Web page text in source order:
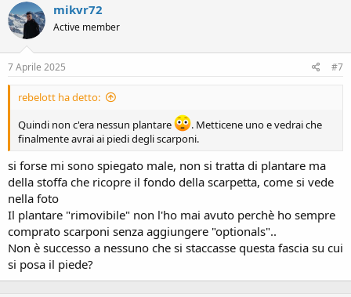
mikvr72
Active member
7 Aprile 2025 #7
rebelott ha detto:
Quindi non c'era nessun plantare
. Metticene uno e vedrai che
finalmente avrai ai piedi degli scarponi.
si forse mi sono spiegato male, non si tratta di plantare ma
della stoffa che ricopre il fondo della scarpetta, come si vede
nella foto
Il plantare "rimovibile" non l'ho mai avuto perchè ho sempre
comprato scarponi senza aggiungere "optionals"..
Non è successo a nessuno che si staccasse questa fascia su cui
si posa il piede?